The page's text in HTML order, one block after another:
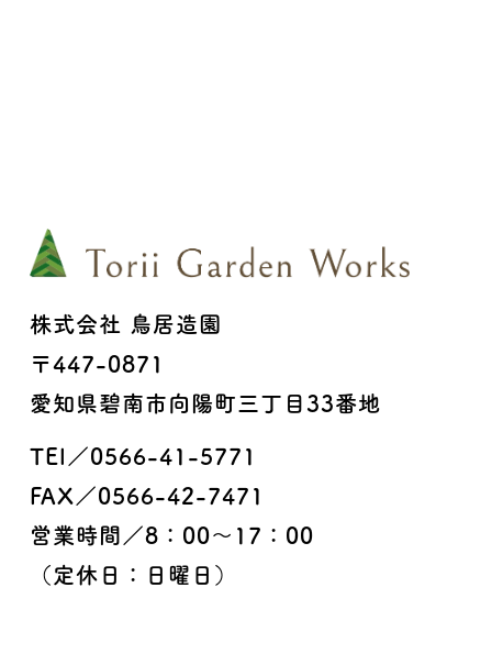
株式会社 鳥居造園
〒447-0871
愛知県碧南市向陽町三丁目33番地
TEl／0566-41-5771
FAX／0566-42-7471
営業時間／8：00〜17：00
（定休日：日曜日）